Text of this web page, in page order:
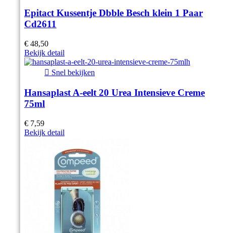
Epitact Kussentje Dbble Besch klein 1 Paar
Cd2611
€ 48,50
Bekijk detail
 Snel bekijken
Hansaplast A-eelt 20 Urea Intensieve Creme
75ml
€ 7,59
Bekijk detail